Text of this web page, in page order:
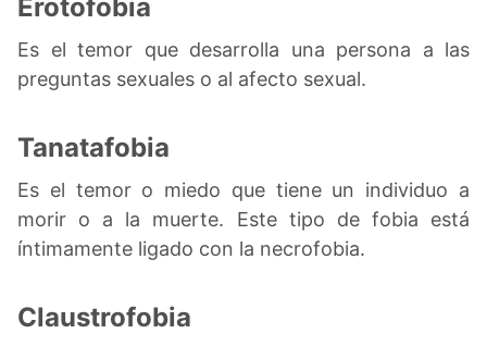
Erotofobia
Es el temor que desarrolla una persona a las
preguntas sexuales o al afecto sexual.
Tanatafobia
Es el temor o miedo que tiene un individuo a
morir o a la muerte. Este tipo de fobia está
íntimamente ligado con la necrofobia.
Claustrofobia